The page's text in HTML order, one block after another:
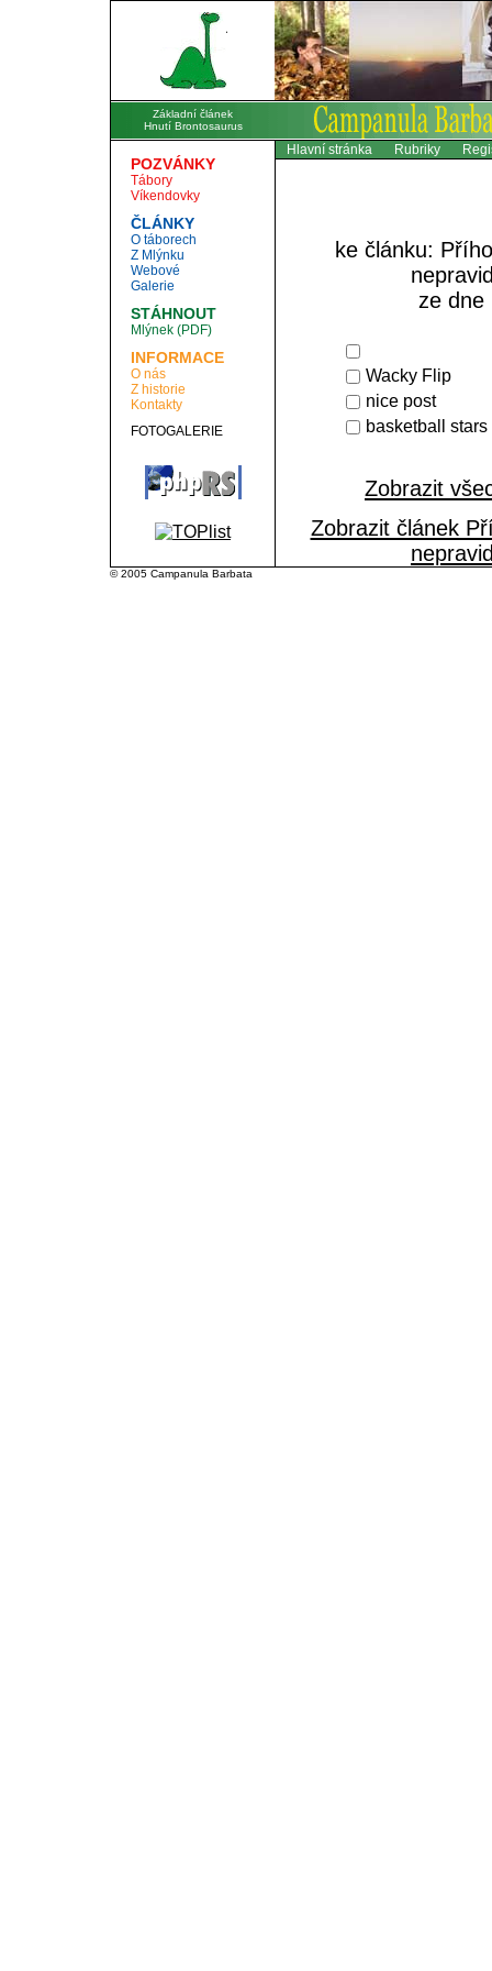
Základní článek
Hnutí Brontosaurus
POZVÁNKY
Tábory
Víkendovky
ČLÁNKY
O táborech
Z Mlýnku
Webové
Galerie
STÁHNOUT
Mlýnek (PDF)
INFORMACE
O nás
Z historie
Kontakty
FOTOGALERIE
Hlavní stránka Rubriky
ke článku:
ze dne
Wacky Flip
nice post
basketball stars
Zobrazit
Zobrazit článek
© 2005 Campanula Barbata